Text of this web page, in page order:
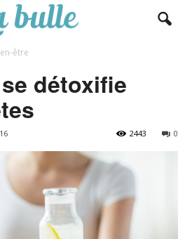
être
détoxifie
0
2443